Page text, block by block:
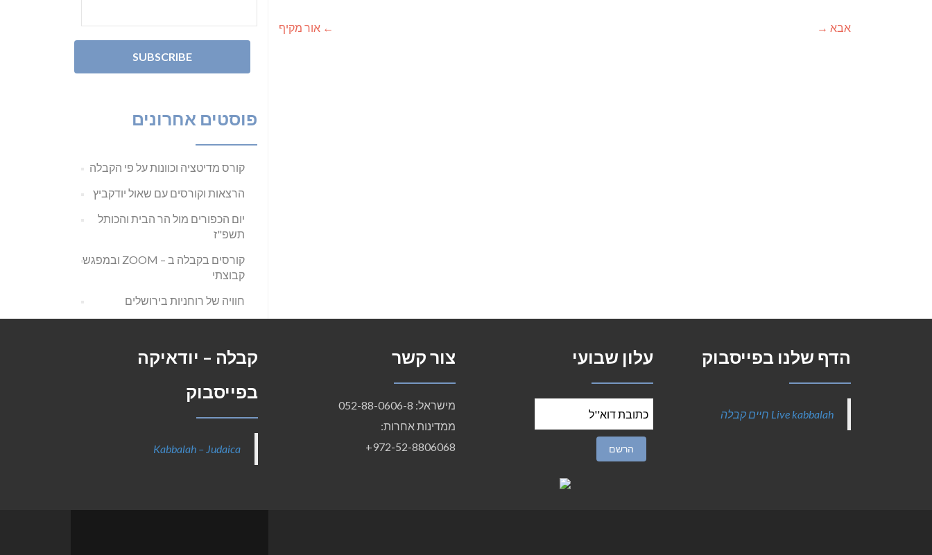
← אור מקיף אבא →
פוסטים אחרונים
קורס מדיטציה וכוונות על פי הקבלה
הרצאות וקורסים עם שאול יודקביץ
יום הכפורים מול הר הבית והכותל
תשפ"ז
קורסים בקבלה ב – ZOOM ובמפגש
קבוצתי
חוויה של רוחניות בירושלים
קבלה – יודאיקה
בפייסבוק
Kabbalah – Judaica
צור קשר
מישראל: 052-88-0606-8
ממדינות אחרות:
972-52-8806068+
עלון שבועי הדף שלנו בפייסבוק
‎Live kabbalah חיים קבלה‎